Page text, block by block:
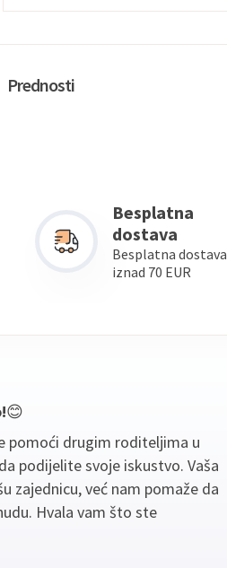
Prednosti
Besplatna
dostava
Besplatna dostava
iznad 70 EUR
😊
pomoći drugim roditeljima u
podijelite svoje iskustvo. Vaša
zajednicu, već nam pomaže da
Hvala vam što ste